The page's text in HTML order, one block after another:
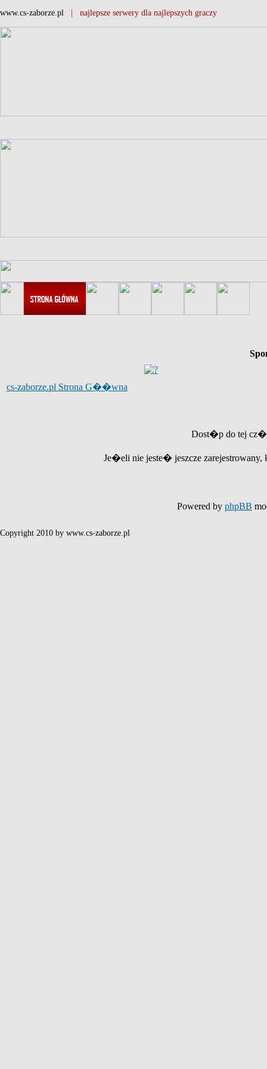
www.cs-zaborze.pl | najlepsze serwery dla najlepszych graczy
cs-zaborze.pl Strona G��wna
Dost�p do tej
Je�eli nie jeste� jeszcze
Powered by phpBB
Copyright 2010 by www.cs-zaborze.pl